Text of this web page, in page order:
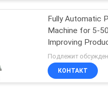
Blender
Fully Automatic
Machine for 5-
Improving
Efficiency and
Material Loss
КОНТАКТ